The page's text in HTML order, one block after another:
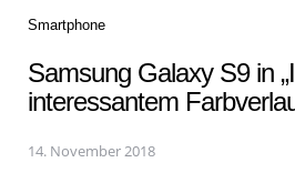
Categories
Smartphone
Samsung Galaxy S9 in
interessantem
14. November 2018